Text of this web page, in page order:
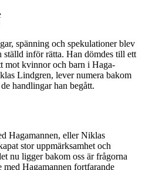
spänning och spekulationer blev
inför rätta. Han dömdes till ett
mot kvinnor och barn i Haga-
Lindgren, lever numera bakom
handlingar han begått.
Hagamannen, eller Niklas
stor uppmärksamhet och
nu ligger bakom oss är frågorna
Hagamannen fortfarande